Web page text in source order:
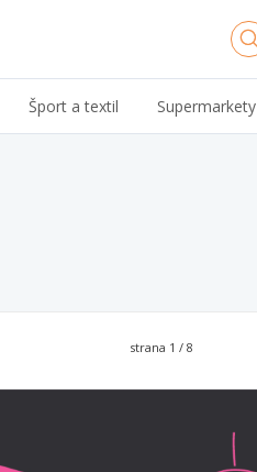
Šport a textil Supermarkety
strana 1 / 8